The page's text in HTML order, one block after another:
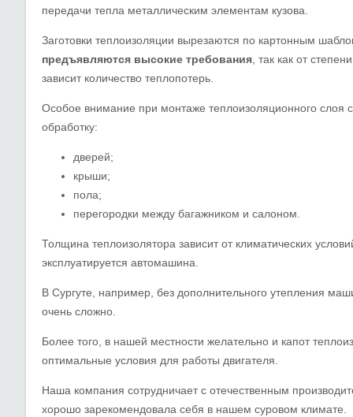
передачи тепла металлическим элементам кузова.
Заготовки теплоизоляции вырезаются по картонным
предъявляются высокие требования , так как от
зависит количество теплопотерь.
Особое внимание при монтаже теплоизоляционного слоя
обработку:
дверей;
крыши;
пола;
перегородки между багажником и салоном.
Толщина теплоизолятора зависит от климатических
эксплуатируется автомашина.
В Сургуте, например, без дополнительного утепления
очень сложно.
Более того, в нашей местности желательно и капот
оптимальные условия для работы двигателя.
Наша компания сотрудничает с отечественным
хорошо зарекомендовала себя в нашем суровом климате.